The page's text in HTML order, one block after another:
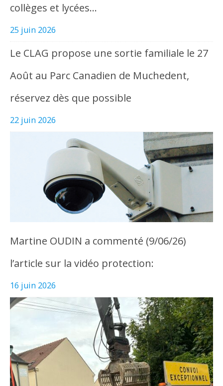
collèges et lycées…
25 juin 2026
Le CLAG propose une sortie familiale le 27
Août au Parc Canadien de Muchedent,
réservez dès que possible
22 juin 2026
Martine OUDIN a commenté (9/06/26)
l’article sur la vidéo protection:
16 juin 2026